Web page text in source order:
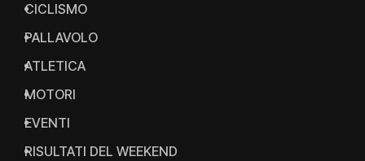
CICLISMO
PALLAVOLO
ATLETICA
MOTORI
EVENTI
RISULTATI DEL WEEKEND